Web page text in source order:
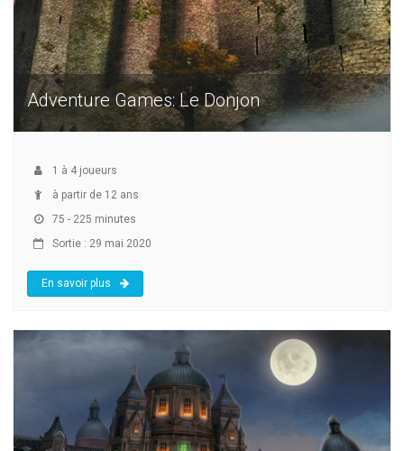
Adventure Games: Le Donjon
1 à 4 joueurs
à partir de 12 ans
75 - 225 minutes
Sortie : 29 mai 2020
En savoir plus